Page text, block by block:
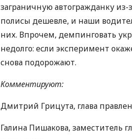
заграничную автогражданку из-
полисы дешевле, и наши
них. Впрочем, демпинговать
недолго: если эксперимент
снова подорожают.
Комментируют:
Дмитрий Грицута, глава
Галина Пишакова, заместитель